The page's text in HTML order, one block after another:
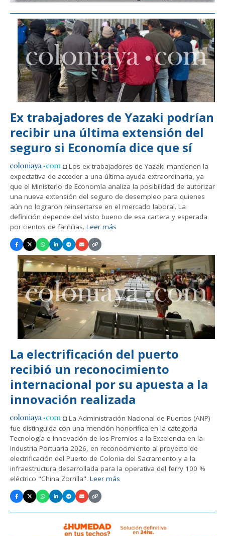
Ex trabajadores de Yazaki podrían
recibir una última extensión del
seguro si Economía dice que sí
◘ Los ex trabajadores de Yazaki mantienen la
expectativa de acceder a una última ayuda extraordinaria, ya
que el Ministerio de Economía analiza la posibilidad de autorizar
una nueva extensión del seguro de desempleo para quienes
aún no lograron reinsertarse en el mercado laboral. La
definición depende del visto bueno de esa cartera y esperada
por cientos de familias. Leer más
La electrificación del puerto
recibió un reconocimiento
internacional por su apuesta a la
innovación realizada
◘ La Administración Nacional de Puertos (ANP)
fue distinguida con una mención honorífica en la categoría
Tecnología e Innovación de los Premios a la Excelencia en la
Industria Portuaria 2026, en reconocimiento al proyecto de
electrificación del Puerto de Colonia del Sacramento y a la
infraestructura desarrollada para la operativa del ferry 100 %
eléctrico "China Zorrilla". Leer más